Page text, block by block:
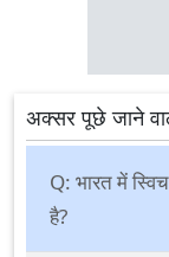
अक्सर पूछे जाने
Q: भारत में
है?